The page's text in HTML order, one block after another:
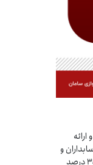
و
کلیه دوستداران و علاقمندان محصولات تدبیر، اقدام به برگزاری جشنواره تخفیف ویژه تا ۳۵ درصد